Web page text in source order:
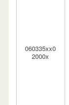
060335xx0
2000x